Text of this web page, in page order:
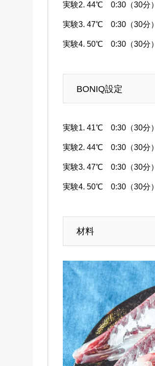
実験2. 44℃ 0:30（30分）
実験3. 47℃ 0:30（30分）
実験4. 50℃ 0:30（30分）
BONIQ設定
実験1. 41℃ 0:30（30分）
実験2. 44℃ 0:30（30分）
実験3. 47℃ 0:30（30分）
実験4. 50℃ 0:30（30分）
材料